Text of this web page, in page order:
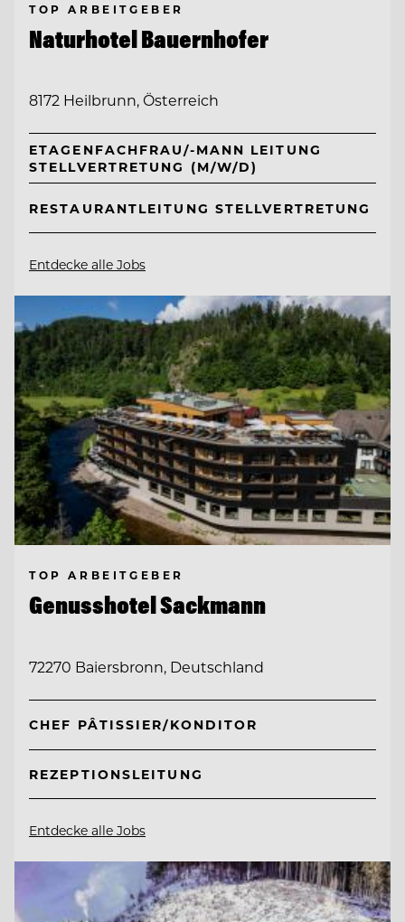
TOP ARBEITGEBER
Naturhotel Bauernhofer
8172 Heilbrunn, Österreich
ETAGENFACHFRAU/-MANN LEITUNG
STELLVERTRETUNG (M/W/D)
RESTAURANTLEITUNG STELLVERTRETUNG
Entdecke alle Jobs
TOP ARBEITGEBER
Genusshotel Sackmann
72270 Baiersbronn, Deutschland
CHEF PÂTISSIER/KONDITOR
REZEPTIONSLEITUNG
Entdecke alle Jobs